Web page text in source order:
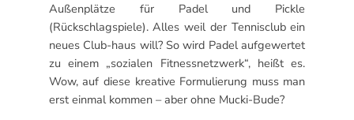
Außenplätze für Padel und Pickle
(Rückschlagspiele). Alles weil der Tennisclub ein
neues Club-haus will? So wird Padel aufgewertet
zu einem „sozialen Fitnessnetzwerk“, heißt es.
Wow, auf diese kreative Formulierung muss man
erst einmal kommen – aber ohne Mucki-Bude?